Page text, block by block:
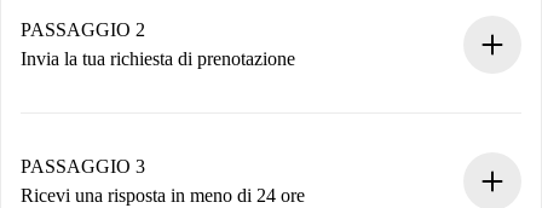
Hai tutte le informazioni necessarie in anticipo.
PASSAGGIO 2
Invia la tua richiesta di prenotazione
non accetta.
PASSAGGIO 3
Ricevi una risposta in meno di 24 ore